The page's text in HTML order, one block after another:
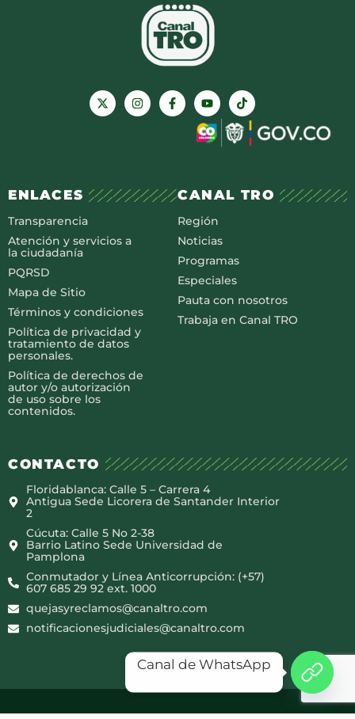
ENLACES
Transparencia
Atención y servicios a
la ciudadanía
PQRSD
Mapa de Sitio
Términos y condiciones
Política de privacidad y
tratamiento de datos
personales.
Política de derechos de
autor y/o autorización
de uso sobre los
contenidos.
CANAL TRO
Región
Noticias
Programas
Especiales
Pauta con nosotros
Trabaja en Canal TRO
CONTACTO
Floridablanca: Calle 5 – Carrera 4
Antigua Sede Licorera de Santander Interior
2
Cúcuta: Calle 5 No 2-38
Barrio Latino Sede Universidad de
Pamplona
Conmutador y Línea Anticorrupción: (+57)
607 685 29 92 ext. 1000
quejasyreclamos@canaltro.com
notificacionesjudiciales@canaltro.com
Canal de WhatsApp